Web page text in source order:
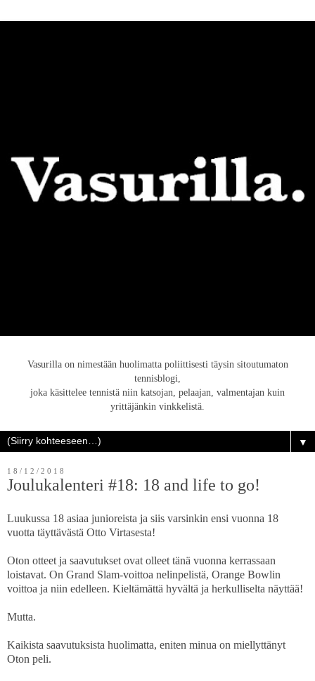
Vasurilla on nimestään huolimatta poliittisesti täysin sitoutumaton
tennisblogi,
joka käsittelee tennistä niin katsojan, pelaajan, valmentajan kuin
yrittäjänkin vinkkelistä.
▼
18/12/2018
Joulukalenteri #18: 18 and life to go!
Luukussa 18 asiaa junioreista ja siis varsinkin ensi vuonna 18
vuotta täyttävästä Otto Virtasesta!
Oton otteet ja saavutukset ovat olleet tänä vuonna kerrassaan
loistavat. On Grand Slam-voittoa nelinpelistä, Orange Bowlin
voittoa ja niin edelleen. Kieltämättä hyvältä ja herkulliselta näyttää!
Mutta.
Kaikista saavutuksista huolimatta, eniten minua on miellyttänyt
Oton peli.